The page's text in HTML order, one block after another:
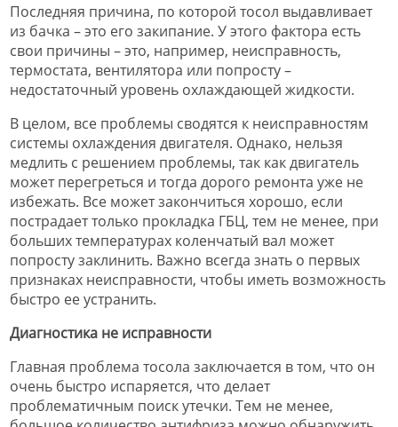
Последняя причина, по которой тосол выдавливает
из бачка – это его закипание. У этого фактора есть
свои причины – это, например, неисправность,
термостата, вентилятора или попросту –
недостаточный уровень охлаждающей жидкости.
В целом, все проблемы сводятся к неисправностям
системы охлаждения двигателя. Однако, нельзя
медлить с решением проблемы, так как двигатель
может перегреться и тогда дорого ремонта уже не
избежать. Все может закончиться хорошо, если
пострадает только прокладка ГБЦ, тем не менее, при
больших температурах коленчатый вал может
попросту заклинить. Важно всегда знать о первых
признаках неисправности, чтобы иметь возможность
быстро ее устранить.
Диагностика не исправности
Главная проблема тосола заключается в том, что он
очень быстро испаряется, что делает
проблематичным поиск утечки. Тем не менее,